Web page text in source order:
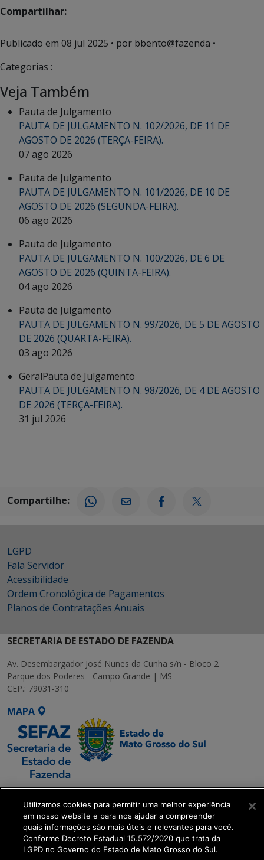
Compartilhar:
Publicado em 08 jul 2025 • por bbento@fazenda •
Categorias :
Veja Também
Pauta de Julgamento
PAUTA DE JULGAMENTO N. 102/2026, DE 11 DE
AGOSTO DE 2026 (TERÇA-FEIRA).
07 ago 2026
Pauta de Julgamento
PAUTA DE JULGAMENTO N. 101/2026, DE 10 DE
AGOSTO DE 2026 (SEGUNDA-FEIRA).
06 ago 2026
Pauta de Julgamento
PAUTA DE JULGAMENTO N. 100/2026, DE 6 DE
AGOSTO DE 2026 (QUINTA-FEIRA).
04 ago 2026
Pauta de Julgamento
PAUTA DE JULGAMENTO N. 99/2026, DE 5 DE AGOSTO
DE 2026 (QUARTA-FEIRA).
03 ago 2026
GeralPauta de Julgamento
PAUTA DE JULGAMENTO N. 98/2026, DE 4 DE AGOSTO
DE 2026 (TERÇA-FEIRA).
31 jul 2026
Compartilhe:
LGPD
Fala Servidor
Acessibilidade
Ordem Cronológica de Pagamentos
Planos de Contratações Anuais
SECRETARIA DE ESTADO DE FAZENDA
Av. Desembargador José Nunes da Cunha s/n - Bloco 2
Parque dos Poderes - Campo Grande | MS
CEP.: 79031-310
MAPA
SETDIG | Secretaria-
Executiva de
Transformação Digital
get_footer();
Utilizamos cookies para permitir uma melhor experiência
em nosso website e para nos ajudar a compreender
quais informações são mais úteis e relevantes para você.
Conforme Decreto Estadual 15.572/2020 que trata da
LGPD no Governo do Estado de Mato Grosso do Sul.